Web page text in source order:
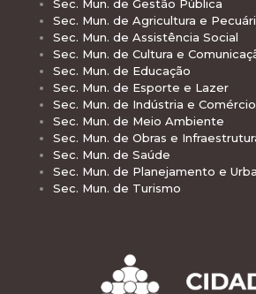
Sec. Mun. de Gestão Pública
Sec. Mun. de Agricultura e
Sec. Mun. de Assistência Social
Sec. Mun. de Cultura e
Sec. Mun. de Educação
Sec. Mun. de Esporte e Lazer
Sec. Mun. de Indústria e Comércio
Sec. Mun. de Meio Ambiente
Sec. Mun. de Obras e
Sec. Mun. de Saúde
Sec. Mun. de Planejamento e
Sec. Mun. de Turismo